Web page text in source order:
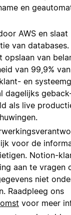
en
AWS en slaat
van databases.
opslaan van
van 99,9%
en
dagelijks
als live
voor de
Notion-
aan te vragen
niet
Raadpleeg ons
voor meer